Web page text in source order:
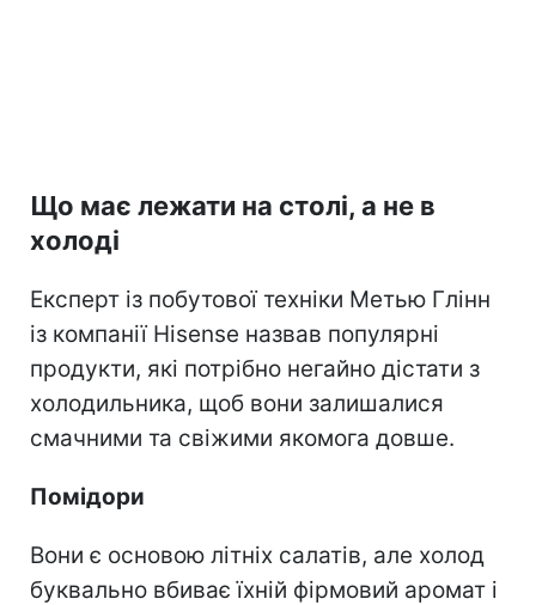
Що має лежати на столі, а не в
холоді
Експерт із побутової техніки Метью Глінн
із компанії Hisense назвав популярні
продукти, які потрібно негайно дістати з
холодильника, щоб вони залишалися
смачними та свіжими якомога довше.
Помідори
Вони є основою літніх салатів, але холод
буквально вбиває їхній фірмовий аромат і